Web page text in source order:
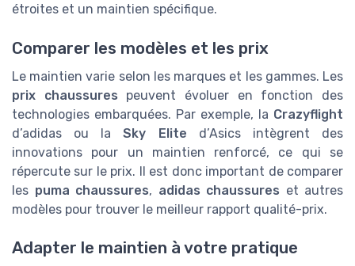
étroites et un maintien spécifique.
Comparer les modèles et les prix
Le maintien varie selon les marques et les gammes. Les
prix chaussures peuvent évoluer en fonction des
technologies embarquées. Par exemple, la Crazyflight
d’adidas ou laSky Elite d’Asics intègrent des
innovations pour un maintien renforcé, ce qui se
répercute sur le prix. Il est donc important de comparer
les puma chaussures, adidas chaussures et autres
modèles pour trouver le meilleur rapport qualité-prix.
Adapter le maintien à votre pratique